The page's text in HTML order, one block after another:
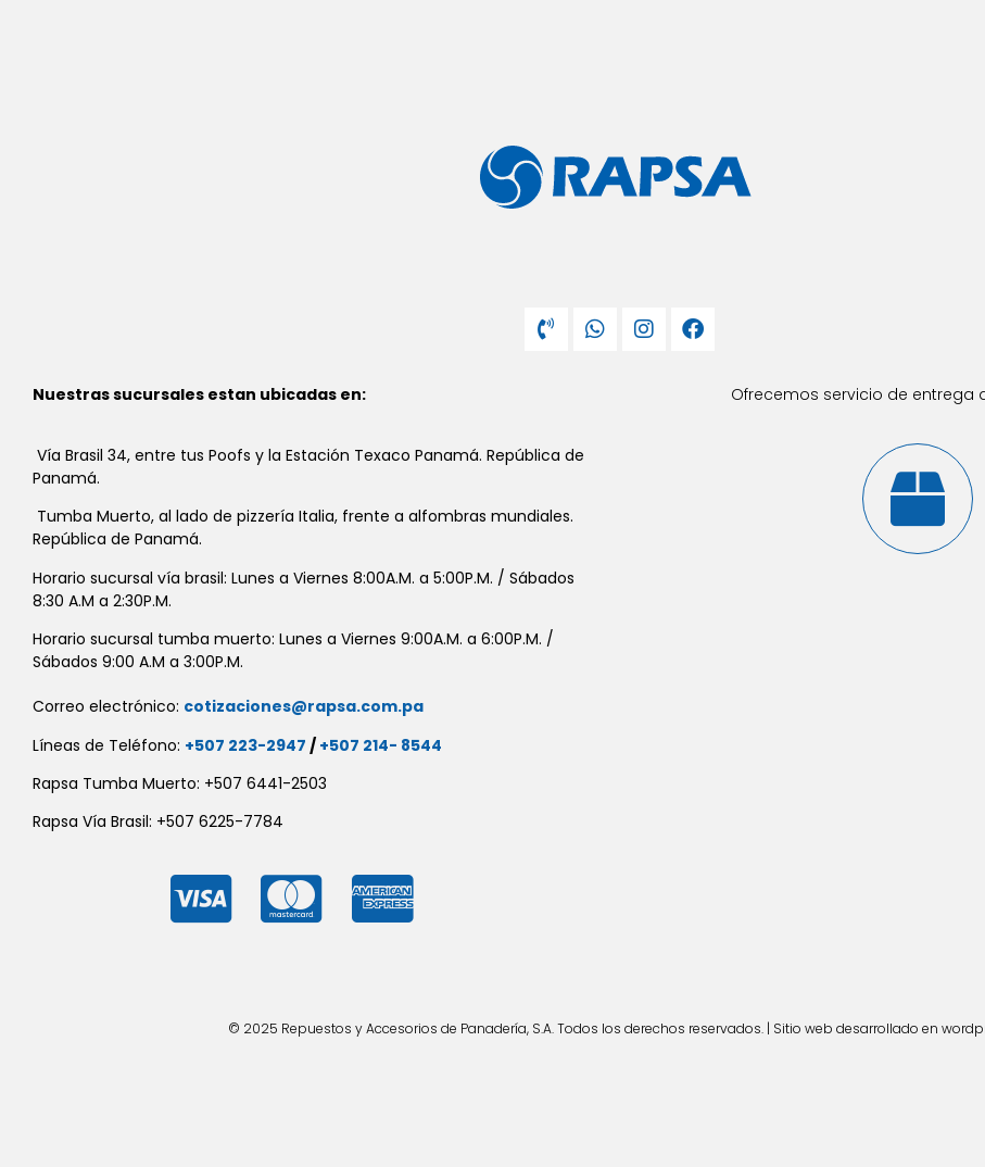
Nuestras sucursales estan ubicadas en:
Vía Brasil 34, entre tus Poofs y la Estación Texaco Panamá. República de
Panamá.
Tumba Muerto, al lado de pizzería Italia, frente a alfombras mundiales.
República de Panamá.
Horario sucursal vía brasil: Lunes a Viernes 8:00A.M. a 5:00P.M. / Sábados
8:30 A.M a 2:30P.M.
Horario sucursal tumba muerto: Lunes a Viernes 9:00A.M. a 6:00P.M. /
Sábados 9:00 A.M a 3:00P.M.
Correo electrónico: cotizaciones@rapsa.com.pa
Líneas de Teléfono: +507 223-2947 / +507 214- 8544
Rapsa Tumba Muerto: +507 6441-2503
Rapsa Vía Brasil: +507 6225-7784
Ofrecemos servicio de entrega
© 2025 Repuestos y Accesorios de Panadería, S.A. Todos los derechos reservados. | Sitio web desarrollado en